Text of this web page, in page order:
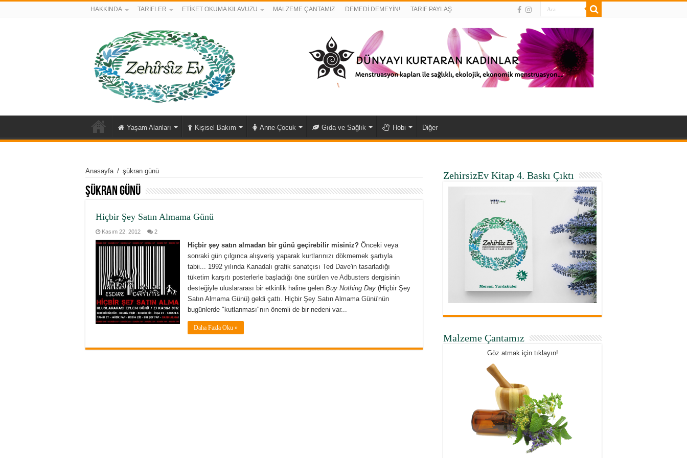
HAKKINDA TARİFLER ETİKET OKUMA KILAVUZU MALZEME ÇANTAMIZ DEMEDİ DEMEYİN! TARİF PAYLAŞ
Yaşam Alanları Kişisel Bakım Anne-Çocuk Gıda ve Sağlık Hobi Diğer
Anasayfa / şükran günü
şükran günü
Hiçbir Şey Satın Almama Günü
Kasım 22, 2012 2
Hiçbir şey satın almadan bir günü geçirebilir misiniz? Önceki veya
sonraki gün çılgınca alışveriş yaparak kurtlarınızı dökmemek şartıyla
tabii... 1992 yılında Kanadalı grafik sanatçısı Ted Dave'in tasarladığı
tüketim karşıtı posterlerle başladığı öne sürülen ve Adbusters dergisinin
desteğiyle uluslararası bir etkinlik haline gelen Buy Nothing Day (Hiçbir Şey
Satın Almama Günü) geldi çattı. Hiçbir Şey Satın Almama Günü'nün
bugünlerde "kutlanması"nın önemli de bir nedeni var...
Daha Fazla Oku »
ZehirsizEv Kitap 4. Baskı Çıktı
Malzeme Çantamız
Göz atmak için tıklayın!